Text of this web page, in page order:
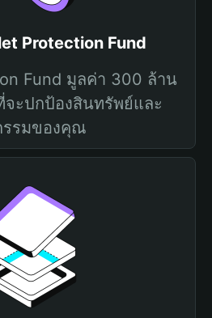
Protection Fund
Fund มูลค่า 300 ล้าน
จะปกป้องสินทรัพย์และ
รรมของคุณ